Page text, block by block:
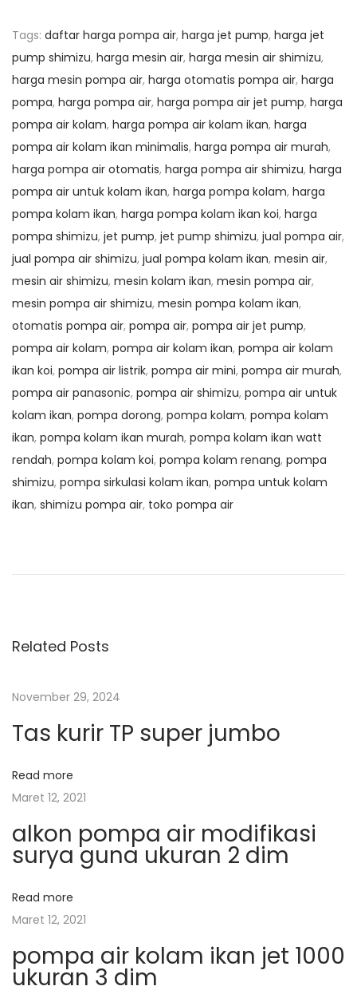
Tags: daftar harga pompa air, harga jet pump, harga jet
pump shimizu, harga mesin air, harga mesin air shimizu,
harga mesin pompa air, harga otomatis pompa air, harga
pompa, harga pompa air, harga pompa air jet pump, harga
pompa air kolam, harga pompa air kolam ikan, harga
pompa air kolam ikan minimalis, harga pompa air murah,
harga pompa air otomatis, harga pompa air shimizu, harga
pompa air untuk kolam ikan, harga pompa kolam, harga
pompa kolam ikan, harga pompa kolam ikan koi, harga
pompa shimizu, jet pump, jet pump shimizu, jual pompa air,
jual pompa air shimizu, jual pompa kolam ikan, mesin air,
mesin air shimizu, mesin kolam ikan, mesin pompa air,
mesin pompa air shimizu, mesin pompa kolam ikan,
otomatis pompa air, pompa air, pompa air jet pump,
pompa air kolam, pompa air kolam ikan, pompa air kolam
ikan koi, pompa air listrik, pompa air mini, pompa air murah,
pompa air panasonic, pompa air shimizu, pompa air untuk
kolam ikan, pompa dorong, pompa kolam, pompa kolam
ikan, pompa kolam ikan murah, pompa kolam ikan watt
rendah, pompa kolam koi, pompa kolam renang, pompa
shimizu, pompa sirkulasi kolam ikan, pompa untuk kolam
ikan, shimizu pompa air, toko pompa air
i
g
a
s
i
o
s
o
p
o
t
:
A
O
b
h
a
J
E
5
0
0
T
Related Posts
November 29, 2024
Tas kurir TP super jumbo
Read more
Maret 12, 2021
alkon pompa air modifikasi
surya guna ukuran 2 dim
Read more
Maret 12, 2021
pompa air kolam ikan jet 1000
ukuran 3 dim